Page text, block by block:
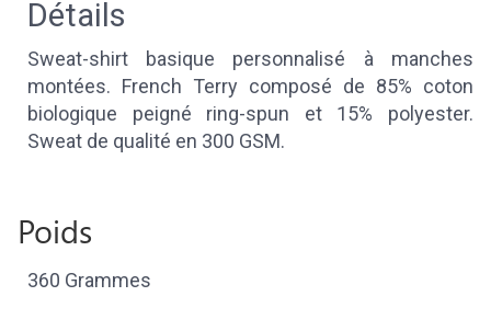
Détails
Sweat-shirt basique personnalisé à manches
montées. French Terry composé de 85% coton
biologique peigné ring-spun et 15% polyester.
Sweat de qualité en 300 GSM.
Poids
360 Grammes